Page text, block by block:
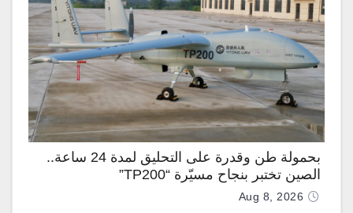
بحمولة طن وقدرة على التحليق لمدة 24 ساعة..
الصين تختبر بنجاح مسيّرة “TP200”
Aug 8, 2026